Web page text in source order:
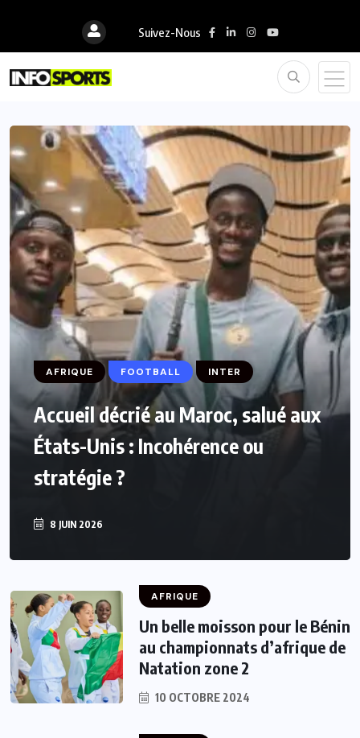
Suivez-Nous
AFRIQUE FOOTBALL INTER
Accueil décrié au Maroc, salué aux
États-Unis : Incohérence ou
stratégie ?
8 JUIN 2026
AFRIQUE
Un belle moisson pour le Bénin
au championnats d’afrique de
Natation zone 2
10 OCTOBRE 2024